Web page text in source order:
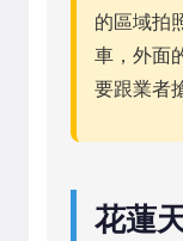
的區域拍
車，外面
要跟業者
花蓮